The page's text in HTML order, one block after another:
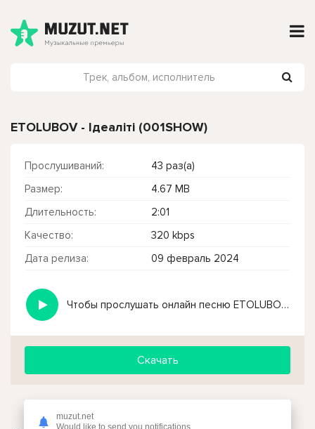
ETOLUBOV - Ідеаліті (001SHOW)
Прослушиваний:
43 раз(а)
Размер:
4.67 MB
Длительность:
2:01
Качество:
320 kbps
Дата релиза:
09 февраль 2024
Чтобы прослушать онлайн песню ETOLUBOV - Ідеаліті (001SHOW) нажмите на кнопку плей с светом зелений
Скачать
muzut.net
Would like to send you notifications